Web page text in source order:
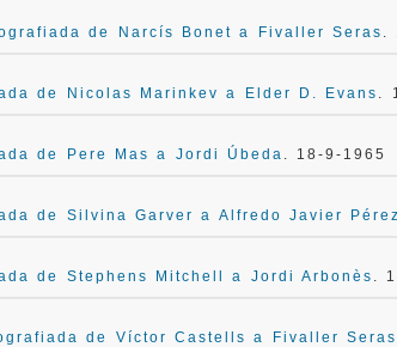
de Narcís Bonet a Fivaller Seras .
de Nicolas Marinkev a Elder D. Evans .
de Pere Mas a Jordi Úbeda . 18-9-1965
de Silvina Garver a Alfredo Javier
de Stephens Mitchell a Jordi Arbonès .
de Víctor Castells a Fivaller Seras